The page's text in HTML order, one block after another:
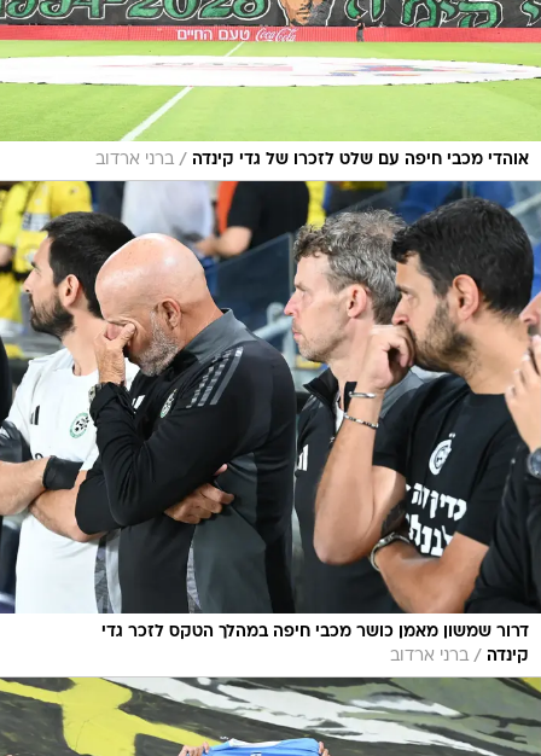
אוהדי מכבי חיפה עם שלט לזכרו של גדי קינדה / ברני ארדוב
דרור שמשון מאמן כושר מכבי חיפה במהלך הטקס לזכר גדי
קינדה / ברני ארדוב